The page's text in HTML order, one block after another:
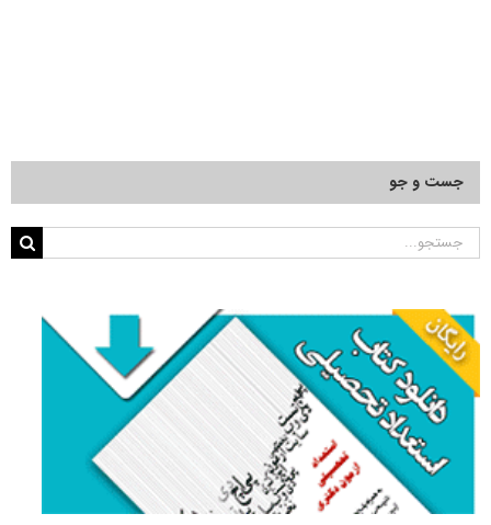
جست و جو
جستجو